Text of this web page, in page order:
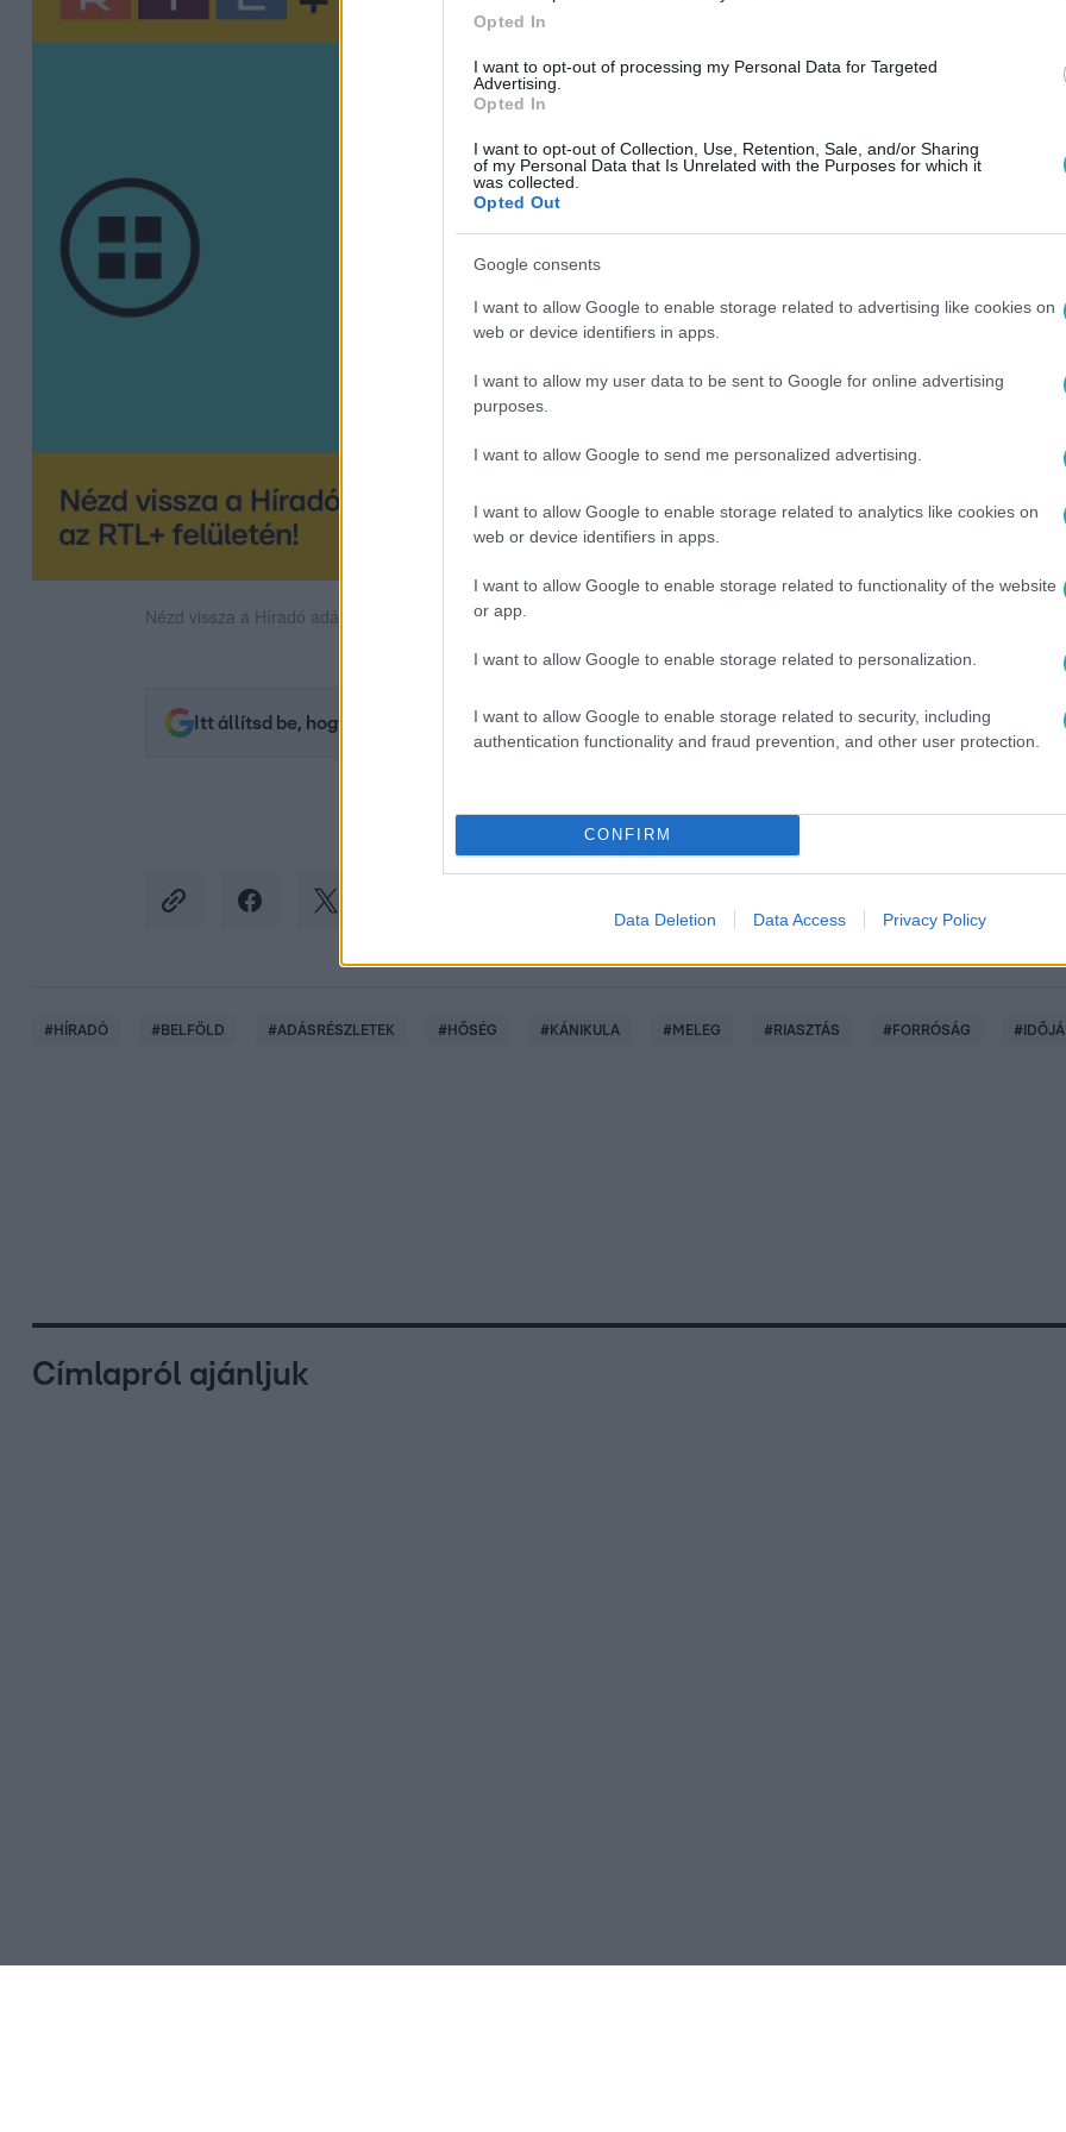
Opted In
I want to opt-out of processing my Personal Data for Targeted
Advertising.
Opted In
I want to opt-out of Collection, Use, Retention, Sale, and/or Sharing
of my Personal Data that Is Unrelated with the Purposes for which it
was collected.
Opted Out
Google consents
I want to allow Google to enable storage related to advertising like cookies on
web or device identifiers in apps.
I want to allow my user data to be sent to Google for online advertising
purposes.
I want to allow Google to send me personalized advertising.
I want to allow Google to enable storage related to analytics like cookies on
web or device identifiers in apps.
I want to allow Google to enable storage related to functionality of the website
or app.
I want to allow Google to enable storage related to personalization.
I want to allow Google to enable storage related to security, including
authentication functionality and fraud prevention, and other user protection.
CONFIRM
Data Deletion Data Access Privacy Policy
Nézd vissza a Híradó adásait az RTL+ felületén!
Itt állítsd be, hogy az RTL.hu az elsők között legyen a Google-találatokban!
#HÍRADÓ #BELFÖLD #ADÁSRÉSZLETEK #HŐSÉG #KÁNIKULA #MELEG #RIASZTÁS #FORRÓSÁG #
Címlapról ajánljuk